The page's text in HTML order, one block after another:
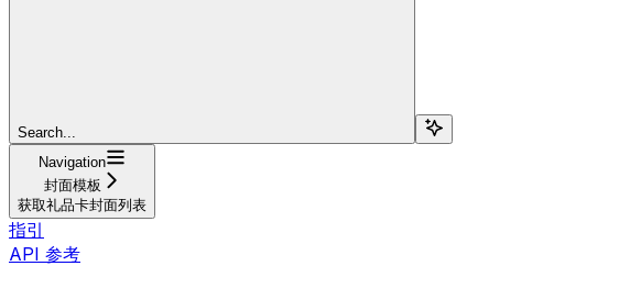
Search...
Navigation
封面模板
获取礼品卡封面列表
指引
API 参考